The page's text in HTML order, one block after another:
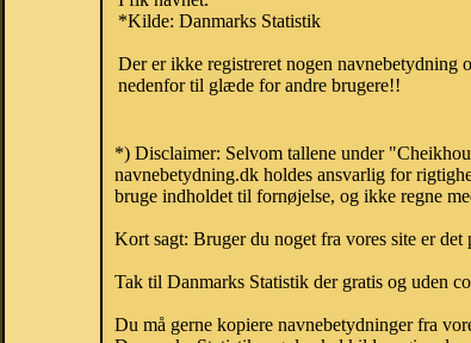
*Kilde: Danmarks Statistik
Der er ikke registreret nogen navnebetydning
nedenfor til glæde for andre brugere!!
*) Disclaimer: Selvom tallene under
navnebetydning.dk holdes ansvarlig for
bruge indholdet til fornøjelse, og ikke regne
Kort sagt: Bruger du noget fra vores site er det
Tak til Danmarks Statistik der gratis og uden
Du må gerne kopiere navnebetydninger fra